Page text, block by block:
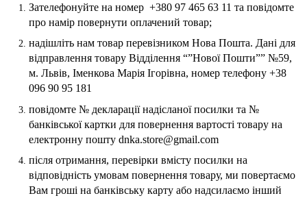
Зателефонуйте на номер +380 97 465 63 11 та повідомте
про намір повернути оплачений товар;
надішліть нам товар перевізником Нова Пошта. Дані для
відправлення товару Відділення “”Нової Пошти”” №59,
м. Львів, Іменкова Марія Ігорівна, номер телефону +38
096 90 95 181
повідомте № декларації надісланої посилки та №
банківської картки для повернення вартості товару на
електронну пошту dnka.store@gmail.com
після отримання, перевірки вмісту посилки на
відповідність умовам повернення товару, ми повертаємо
Вам гроші на банківську карту або надсилаємо інший